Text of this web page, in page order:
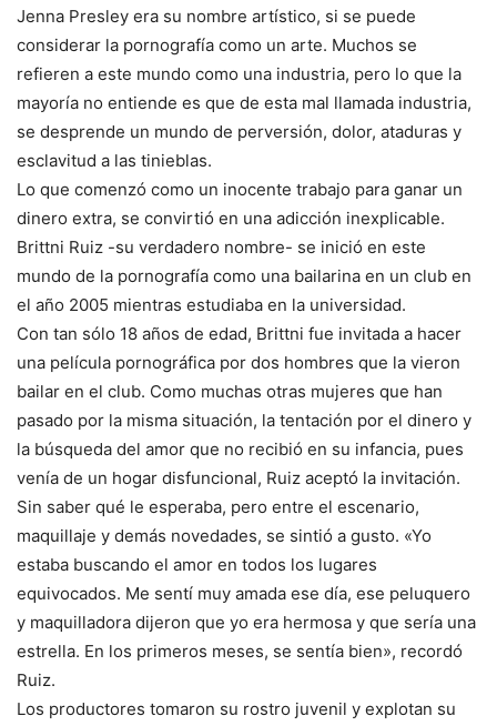
Jenna Presley era su nombre artístico, si se puede
considerar la pornografía como un arte. Muchos se
refieren a este mundo como una industria, pero lo que la
mayoría no entiende es que de esta mal llamada industria,
se desprende un mundo de perversión, dolor, ataduras y
esclavitud a las tinieblas.
Lo que comenzó como un inocente trabajo para ganar un
dinero extra, se convirtió en una adicción inexplicable.
Brittni Ruiz -su verdadero nombre- se inició en este
mundo de la pornografía como una bailarina en un club en
el año 2005 mientras estudiaba en la universidad.
Con tan sólo 18 años de edad, Brittni fue invitada a hacer
una película pornográfica por dos hombres que la vieron
bailar en el club. Como muchas otras mujeres que han
pasado por la misma situación, la tentación por el dinero y
la búsqueda del amor que no recibió en su infancia, pues
venía de un hogar disfuncional, Ruiz aceptó la invitación.
Sin saber qué le esperaba, pero entre el escenario,
maquillaje y demás novedades, se sintió a gusto. «Yo
estaba buscando el amor en todos los lugares
equivocados. Me sentí muy amada ese día, ese peluquero
y maquilladora dijeron que yo era hermosa y que sería una
estrella. En los primeros meses, se sentía bien», recordó
Ruiz.
Los productores tomaron su rostro juvenil y explotan su